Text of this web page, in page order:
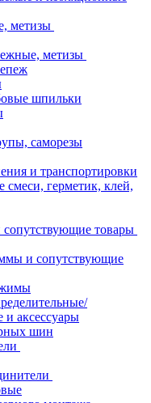
метизы
метизы
шпильки
саморезы
и транспортировки
смеси, герметик, клей,
товары
и сопутствующие
и аксессуары
шин